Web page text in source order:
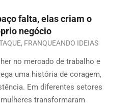
falta, elas criam o
negócio
, FRANQUEANDO IDEIAS
no mercado de trabalho e
uma história de coragem,
Em diferentes setores
transformaram